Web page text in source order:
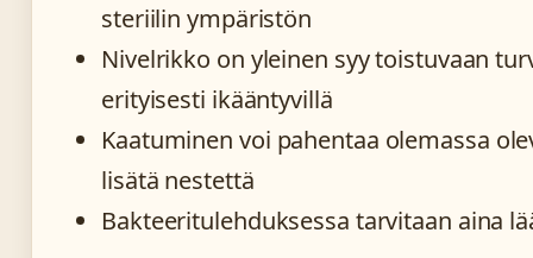
steriilin ympäristön
Nivelrikko on yleinen syy toistuvaan
erityisesti ikääntyvillä
Kaatuminen voi pahentaa olemassa
lisätä nestettä
Bakteeritulehduksessa tarvitaan aina